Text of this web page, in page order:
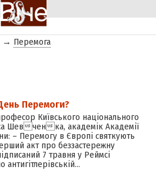
→ Перемога
Перемоги?
Київського національного
Шевченка, академік Академії
– Перемогу в Європі святкують
акт про беззастережну
7 травня у Реймсі